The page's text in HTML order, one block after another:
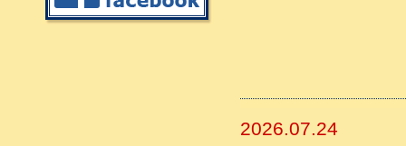
2026.07.24